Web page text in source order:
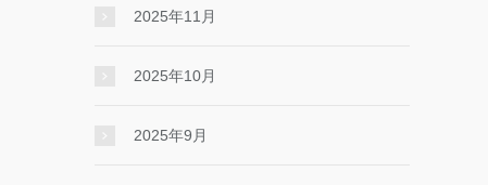
2025年11月
2025年10月
2025年9月